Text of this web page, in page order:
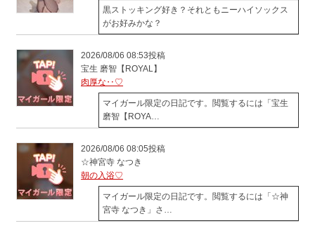
黒ストッキング好き？それともニーハイソックス
がお好みかな？
2026/08/06 08:53投稿
宝生 磨智【ROYAL】
肉厚な‥♡
マイガール限定の日記です。閲覧するには「宝生
磨智【ROYA…
2026/08/06 08:05投稿
☆神宮寺 なつき
朝の入浴♡
マイガール限定の日記です。閲覧するには「☆神
宮寺 なつき」さ…